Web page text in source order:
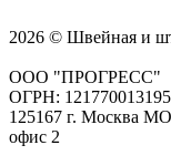
2026 © Швейная и
ООО "ПРОГРЕСС"
ОГРН:
125167 г. Москва
офис 2